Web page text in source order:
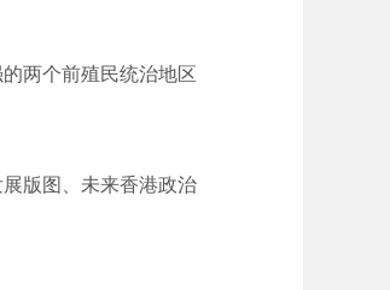
两个前殖民统治地区
版图、未来香港政治